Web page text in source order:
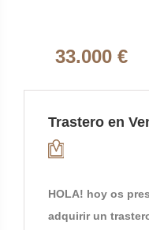
33.000 €
Trastero en
HOLA! hoy os
adquirir un